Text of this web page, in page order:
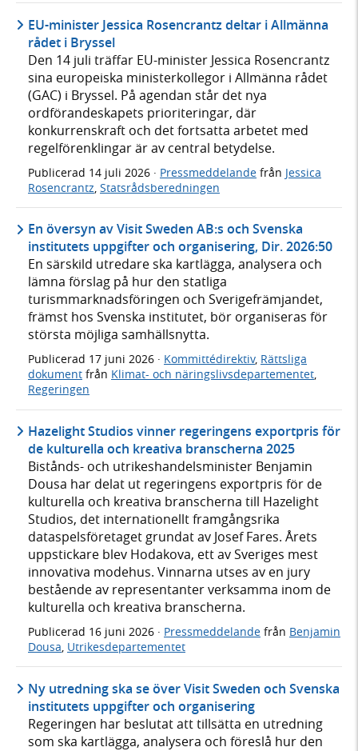
EU-minister Jessica Rosencrantz deltar i Allmänna
rådet i Bryssel
Den 14 juli träffar EU-minister Jessica Rosencrantz
sina europeiska ministerkollegor i Allmänna rådet
(GAC) i Bryssel. På agendan står det nya
ordförandeskapets prioriteringar, där
konkurrenskraft och det fortsatta arbetet med
regelförenklingar är av central betydelse.
Publicerad 14 juli 2026 · Pressmeddelande från Jessica
Rosencrantz Statsrådsberedningen
En översyn av Visit Sweden AB:s och Svenska
institutets uppgifter och organisering, Dir. 2026:50
En särskild utredare ska kartlägga, analysera och
lämna förslag på hur den statliga
turismmarknadsföringen och Sverigefrämjandet,
främst hos Svenska institutet, bör organiseras för
största möjliga samhällsnytta.
Publicerad 17 juni 2026 · Kommittédirektiv, Rättsliga
dokument från Klimat- och näringslivsdepartementet,
Regeringen
Hazelight Studios vinner regeringens exportpris för
de kulturella och kreativa branscherna 2025
Bistånds- och utrikeshandelsminister Benjamin
Dousa har delat ut regeringens exportpris för de
kulturella och kreativa branscherna till Hazelight
Studios, det internationellt framgångsrika
dataspelsföretaget grundat av Josef Fares. Årets
uppstickare blev Hodakova, ett av Sveriges mest
innovativa modehus. Vinnarna utses av en jury
bestående av representanter verksamma inom de
kulturella och kreativa branscherna.
Publicerad 16 juni 2026 · Pressmeddelande från Benjamin
Dousa, Utrikesdepartementet
Ny utredning ska se över Visit Sweden och Svenska
institutets uppgifter och organisering
Regeringen har beslutat att tillsätta en utredning
som ska kartlägga, analysera och föreslå hur den